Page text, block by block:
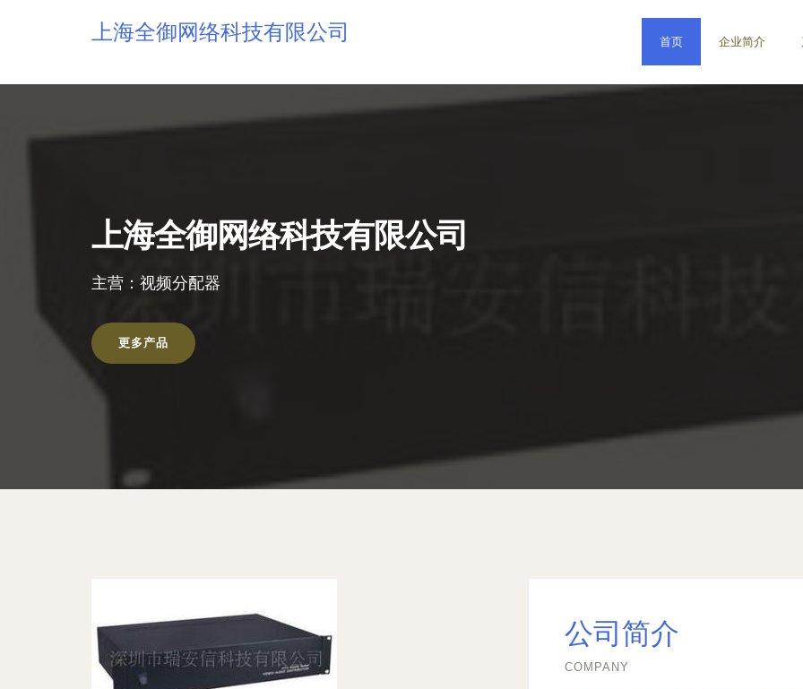
上海全御网络科技有限公司 首页 企业简介
上海全御网络科技有限公司
主营：视频分配器
更多产品
公司简介
COMPANY